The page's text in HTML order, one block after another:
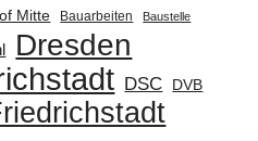
Mitte Bauarbeiten Baustelle
Dresden
DSC DVB